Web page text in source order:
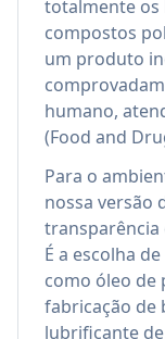
totalmente
compostos
um produto
humano,
(Food and
Para o
nossa versão
transparência
É a escolha
como óleo de
fabricação de
lubrificante